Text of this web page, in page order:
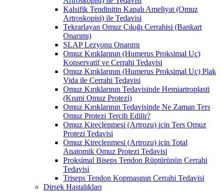
Kalsifik Tendinitin Kapalı Ameliyat (Omuz
Artroskopisi) ile Tedavisi
Tekrarlayan Omuz Çıkığı Cerrahisi (Bankart
Onarımı)
SLAP Lezyonu Onarımı
Omuz Kırıklarının (Humerus Proksimal Uç)
Konservatif ve Cerrahi Tedavisi
Omuz Kırıklarının (Humerus Proksimal Uç) Plak
Vida ile Cerrahi Tedavisi
Omuz Kırıklarının Tedavisinde Hemiartroplasti
(Kısmi Omuz Protezi)
Omuz Kırıklarının Tedavisinde Ne Zaman Ters
Omuz Protezi Tercih Edilir?
Omuz Kireçlenmesi (Artrozu) için Ters Omuz
Protezi Tedavisi
Omuz Kireçlenmesi (Artrozu) için Total
Anatomik Omuz Protezi Tedavisi
Proksimal Biseps Tendon Rüptürünün Cerrahi
Tedavisi
Triseps Tendon Kopmasının Cerrahi Tedavisi
Dirsek Hastalıkları